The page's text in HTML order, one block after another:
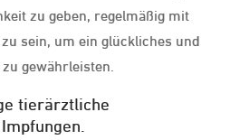
zu geben, regelmäßig mit
sein, um ein glückliches und
gewährleisten.
tierärztliche